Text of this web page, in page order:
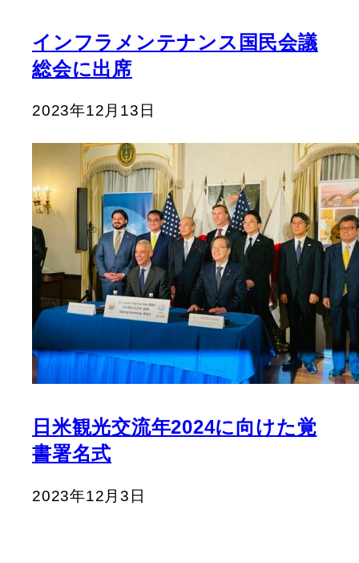
インフラメンテナンス国民会議
総会に出席
2023年12月13日
日米観光交流年2024に向けた覚
書署名式
2023年12月3日